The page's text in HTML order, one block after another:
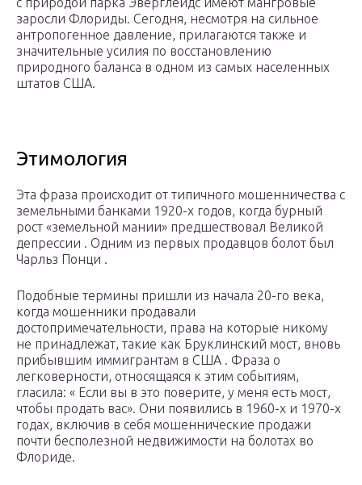
заросли Флориды. Сегодня, несмотря на сильное
антропогенное давление, прилагаются также и
значительные усилия по восстановлению
природного баланса в одном из самых населенных
штатов США.
Этимология
Эта фраза происходит от типичного мошенничества с
земельными банками 1920-х годов, когда бурный
рост «земельной мании» предшествовал Великой
депрессии . Одним из первых продавцов болот был
Чарльз Понци .
Подобные термины пришли из начала 20-го века,
когда мошенники продавали
достопримечательности, права на которые никому
не принадлежат, такие как Бруклинский мост, вновь
прибывшим иммигрантам в США . Фраза о
легковерности, относящаяся к этим событиям,
гласила: « Если вы в это поверите, у меня есть мост,
чтобы продать вас». Они появились в 1960-х и 1970-х
годах, включив в себя мошеннические продажи
почти бесполезной недвижимости на болотах во
Флориде.